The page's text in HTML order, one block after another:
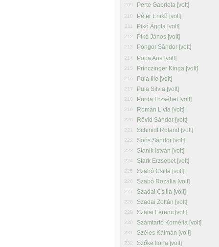
209 Perte Gabriela [volt]
210 Péter Enikő [volt]
211 Pikó Ágota [volt]
212 Pikó János [volt]
213 Pongor Sándor [volt]
214 Popa Ana [volt]
215 Princzinger Kinga [volt]
216 Puia Ilie [volt]
217 Puia Silvia [volt]
218 Purda Erzsébet [volt]
219 Román Livia [volt]
220 Rövid Sándor [volt]
221 Schmidt Roland [volt]
222 Soós Sándor [volt]
223 Stanik István [volt]
224 Stark Erzsebet [volt]
225 Szabó Csilla [volt]
226 Szabó Rozália [volt]
227 Szadai Csilla [volt]
228 Szadai Zoltán [volt]
229 Szalai Ferenc [volt]
230 Számtartó Kornélia [volt]
231 Széles Kálmán [volt]
232 Szőke Ilona [volt]